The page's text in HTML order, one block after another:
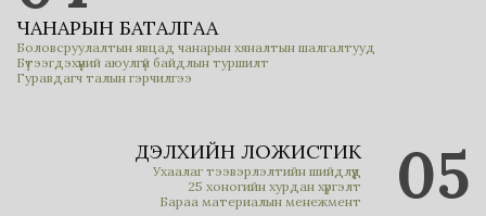
ЧАНАРЫН БАТАЛГАА
Боловсруулалтын явцад чанарын хяналтын шалгалтууд
Бүтээгдэхүүний аюулгүй байдлын туршилт
Гуравдагч талын гэрчилгээ
05
ДЭЛХИЙН ЛОЖИСТИК
Ухаалаг тээвэрлэлтийн шийдлүүд
25 хоногийн хурдан хүргэлт
Бараа материалын менежмент